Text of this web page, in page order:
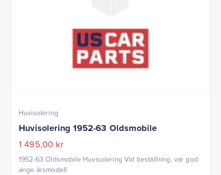
Huvisolering
Huvisolering 1952-63 Oldsmobile
1 495,00 kr
1952-63 Oldsmobile Huvisolering Vid beställning, var god
ange årsmodell.